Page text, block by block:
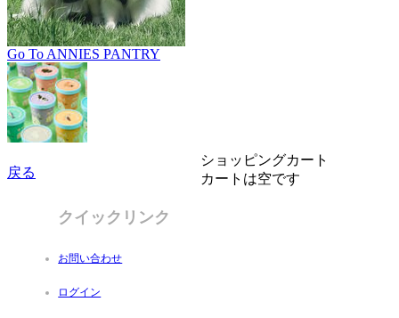
Go To ANNIES PANTRY
ショッピングカート
カートは空です
戻る
クイックリンク
お問い合わせ
ログイン